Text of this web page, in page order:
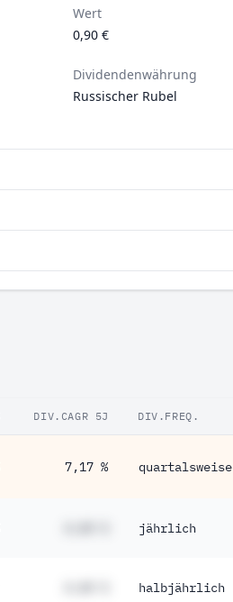
Wert
0,90 €
Dividendenwährung
Russischer Rubel
DIV.CAGR 5J DIV.FREQ.
7,17 % quartalsweise
jährlich
halbjährlich